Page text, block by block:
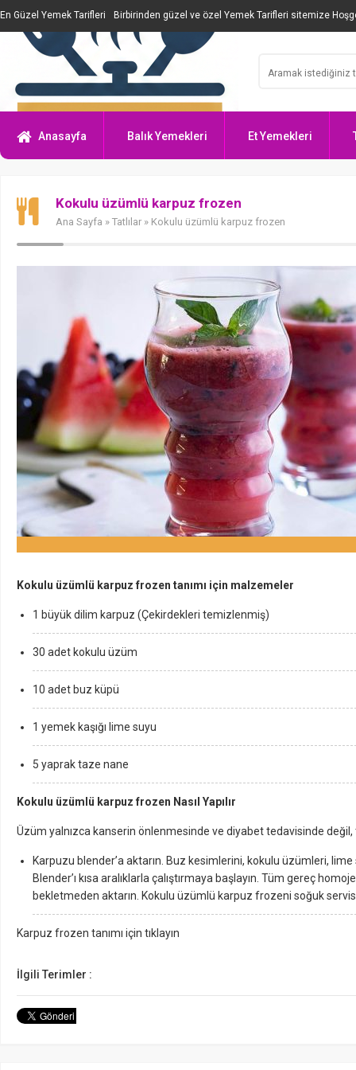
En Güzel Yemek Tarifleri Birbirinden güzel ve özel Yemek Tarifleri sitemize
Anasayfa Balık Yemekleri Et Yemekleri
Kokulu üzümlü karpuz frozen
Ana Sayfa » Tatlılar » Kokulu üzümlü karpuz frozen
Kokulu üzümlü karpuz frozen tanımı için malzemeler
1 büyük dilim karpuz (Çekirdekleri temizlenmiş)
30 adet kokulu üzüm
10 adet buz küpü
1 yemek kaşığı lime suyu
5 yaprak taze nane
Kokulu üzümlü karpuz frozen Nasıl Yapılır
Üzüm yalnızca kanserin önlenmesinde ve diyabet tedavisinde değil,
Karpuzu blender’a aktarın. Buz kesimlerini, kokulu üzümleri,
Blender’ı kısa aralıklarla çalıştırmaya başlayın. Tüm gereç
bekletmeden aktarın. Kokulu üzümlü karpuz frozeni soğuk servis
Karpuz frozen tanımı için tıklayın
İlgili Terimler :